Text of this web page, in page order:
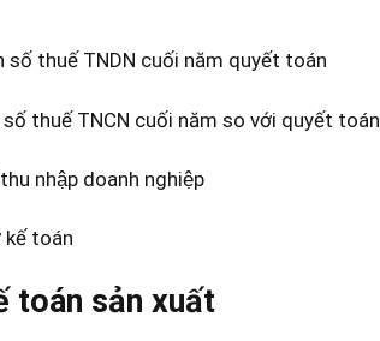
thuế TNDN cuối năm quyết toán
thuế TNCN cuối năm so với quyết toán
nhập doanh nghiệp
kế toán
toán sản xuất